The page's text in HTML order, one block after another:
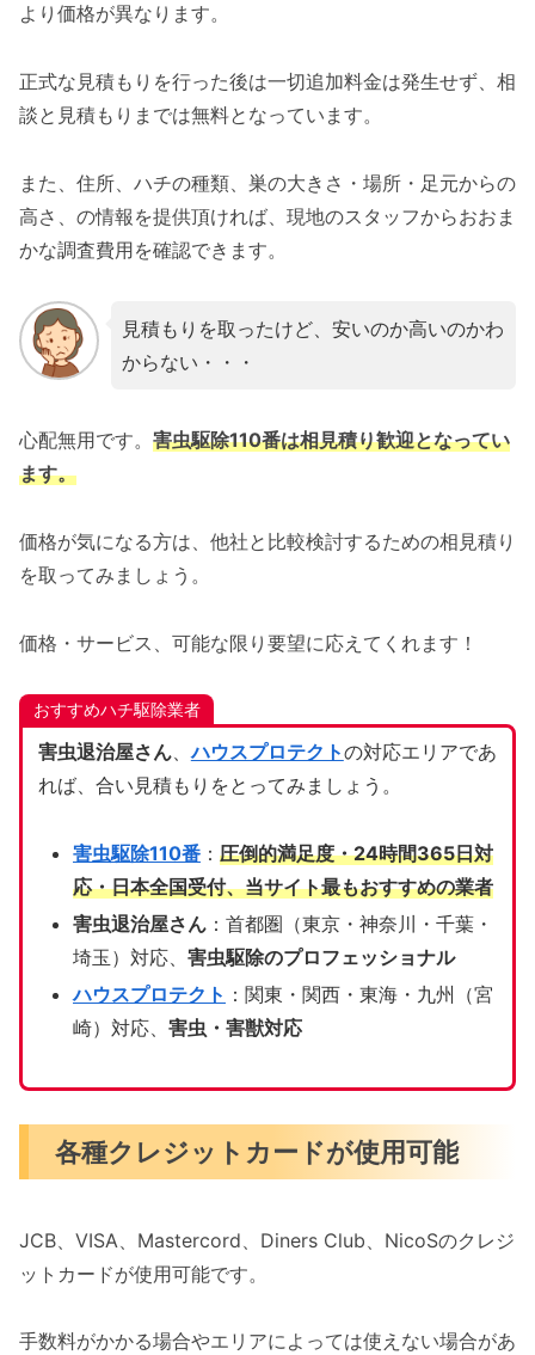
より価格が異なります。
正式な見積もりを行った後は一切追加料金は発生せず、相
談と見積もりまでは無料となっています。
また、住所、ハチの種類、巣の大きさ・場所・足元からの
高さ、の情報を提供頂ければ、現地のスタッフからおおま
かな調査費用を確認できます。
見積もりを取ったけど、安いのか高いのかわ
からない・・・
心配無用です。 害虫駆除110番は相見積り歓迎となってい
ます。
価格が気になる方は、他社と比較検討するための相見積り
を取ってみましょう。
価格・サービス、可能な限り要望に応えてくれます！
おすすめハチ駆除業者
害虫退治屋さん、ハウスプロテクトの対応エリアであ
れば、合い見積もりをとってみましょう。
害虫駆除110番： 圧倒的満足度・24時間365日対
応・日本全国受付、当サイト最もおすすめの業者
害虫退治屋さん：首都圏（東京・神奈川・千葉・
埼玉）対応、 害虫駆除のプロフェッショナル
ハウスプロテクト ：関東・関西・東海・九州（宮
崎）対応、 害虫・害獣対応
各種クレジットカードが使用可能
JCB、VISA、Mastercord、Diners Club、NicoSのクレジ
ットカードが使用可能です。
手数料がかかる場合やエリアによっては使えない場合があ